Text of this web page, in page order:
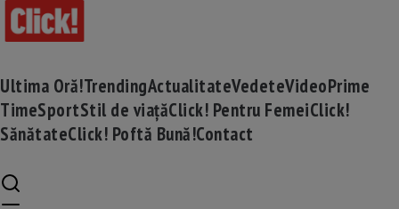
Ultima Oră!TrendingActualitateVedeteVideoPrime
TimeSportStil de viațăClick! Pentru FemeiClick!
SănătateClick! Poftă Bună!Contact